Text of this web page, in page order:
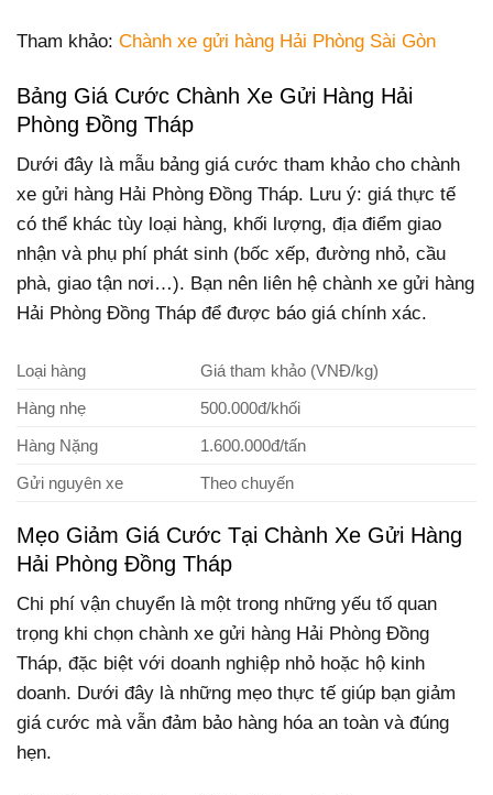
Tham khảo: Chành xe gửi hàng Hải Phòng Sài Gòn
Bảng Giá Cước Chành Xe Gửi Hàng Hải
Phòng Đồng Tháp
Dưới đây là mẫu bảng giá cước tham khảo cho chành
xe gửi hàng Hải Phòng Đồng Tháp. Lưu ý: giá thực tế
có thể khác tùy loại hàng, khối lượng, địa điểm giao
nhận và phụ phí phát sinh (bốc xếp, đường nhỏ, cầu
phà, giao tận nơi…). Bạn nên liên hệ chành xe gửi hàng
Hải Phòng Đồng Tháp để được báo giá chính xác.
Loại hàng
Giá tham khảo (VNĐ/kg)
Hàng nhẹ
500.000đ/khối
Hàng Nặng
1.600.000đ/tấn
Gửi nguyên xe
Theo chuyến
Mẹo Giảm Giá Cước Tại Chành Xe Gửi Hàng
Hải Phòng Đồng Tháp
Chi phí vận chuyển là một trong những yếu tố quan
trọng khi chọn chành xe gửi hàng Hải Phòng Đồng
Tháp, đặc biệt với doanh nghiệp nhỏ hoặc hộ kinh
doanh. Dưới đây là những mẹo thực tế giúp bạn giảm
giá cước mà vẫn đảm bảo hàng hóa an toàn và đúng
hẹn.